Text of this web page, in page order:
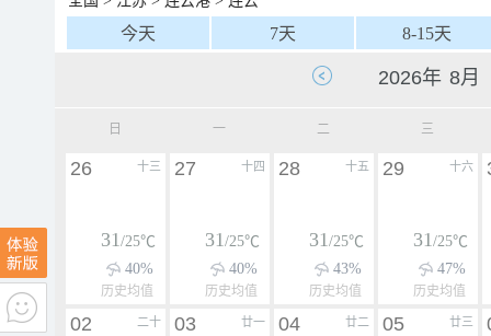
今天 7天 8-15天
日 一 二 三
十三
26
31/25℃
40%
历史均值
十四
27
31/25℃
40%
历史均值
十五
28
31/25℃
43%
历史均值
十六
29
31/25℃
47%
历史均值
二十
02 廿一
03 廿二
04 廿三
05